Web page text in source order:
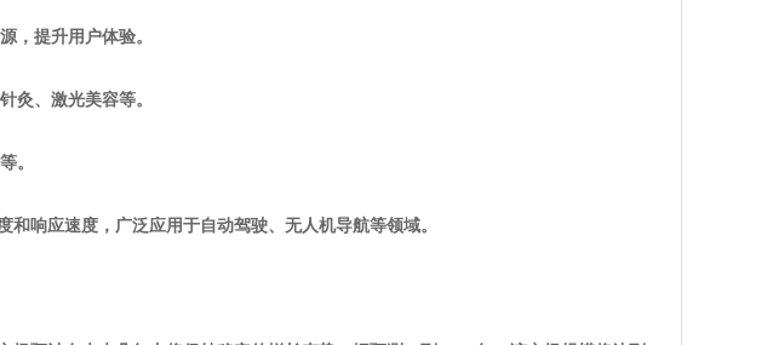
，提升用户体验。
灸、激光美容等。
。
响应速度，广泛应用于自动驾驶、无人机导航等领域。